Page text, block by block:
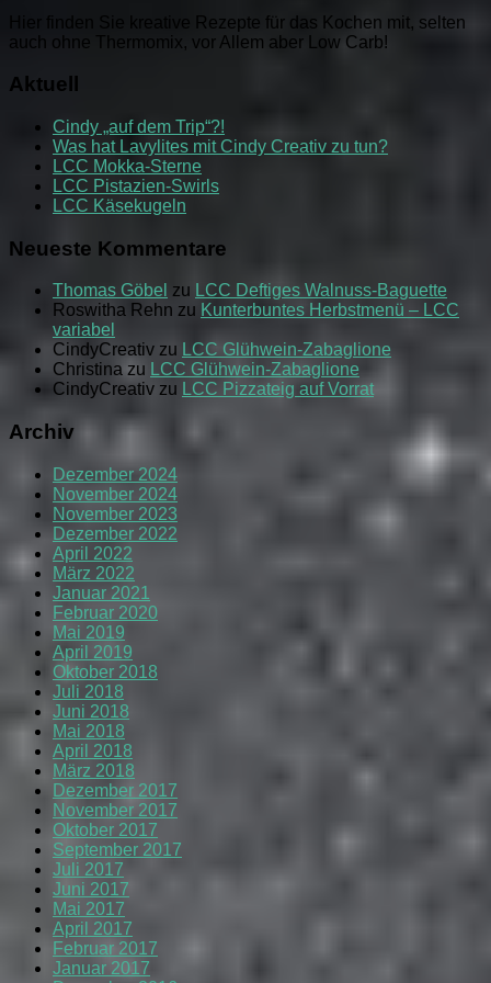
ich
niiiiiiiie
mehr
Hier finden Sie kreative Rezepte für das Kochen mit, selten
auch ohne Thermomix, vor Allem aber Low Carb!
Aktuell
Cindy „auf dem Trip“?!
Was hat Lavylites mit Cindy Creativ zu tun?
LCC Mokka-Sterne
LCC Pistazien-Swirls
LCC Käsekugeln
Neueste Kommentare
Thomas Göbel zu LCC Deftiges Walnuss-Baguette
Roswitha Rehn zu Kunterbuntes Herbstmenü – LCC
variabel
CindyCreativ zu LCC Glühwein-Zabaglione
Christina zu LCC Glühwein-Zabaglione
CindyCreativ zu LCC Pizzateig auf Vorrat
Archiv
Dezember 2024
November 2024
November 2023
Dezember 2022
April 2022
März 2022
Januar 2021
Februar 2020
Mai 2019
April 2019
Oktober 2018
Juli 2018
Juni 2018
Mai 2018
April 2018
März 2018
Dezember 2017
November 2017
Oktober 2017
September 2017
Juli 2017
Juni 2017
Mai 2017
April 2017
Februar 2017
Januar 2017